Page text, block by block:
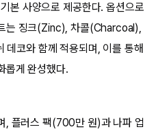
본 사양으로 제공한다. 옵션으로
는 징크(Zinc), 차콜(Charcoal),
코와 함께 적용되며, 이를 통해
롭게 완성했다.
, 플러스 팩(700만 원)과 나파 업